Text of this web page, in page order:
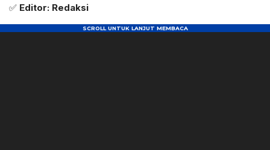
✅ Editor: Redaksi